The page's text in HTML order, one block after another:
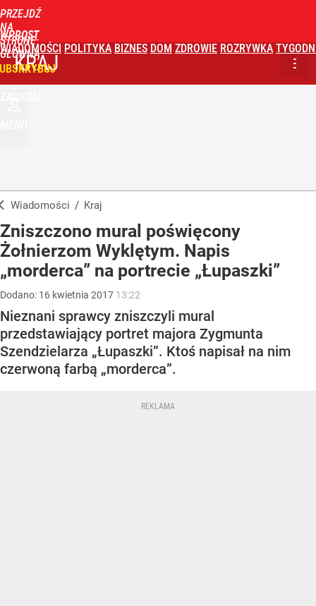
PRZEJDŹ
NA
STRONĘ
GŁÓWNĄ
WPROST
WIADOMOŚCI POLITYKA BIZNES DOM ZDROWIE ROZRYWKA
KRAJ
Wiadomości / Kraj
Zniszczono mural poświęcony
Żołnierzom Wyklętym. Napis
„morderca” na portrecie „Łupaszki”
Dodano: 16 kwietnia 2017 13:22
Nieznani sprawcy zniszczyli mural
przedstawiający portret majora Zygmunta
Szendzielarza „Łupaszki”. Ktoś napisał na nim
czerwoną farbą „morderca”.